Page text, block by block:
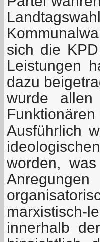
sich die
Leistungen
dazu
wurde
Ausführlich
worden,
innerhalb